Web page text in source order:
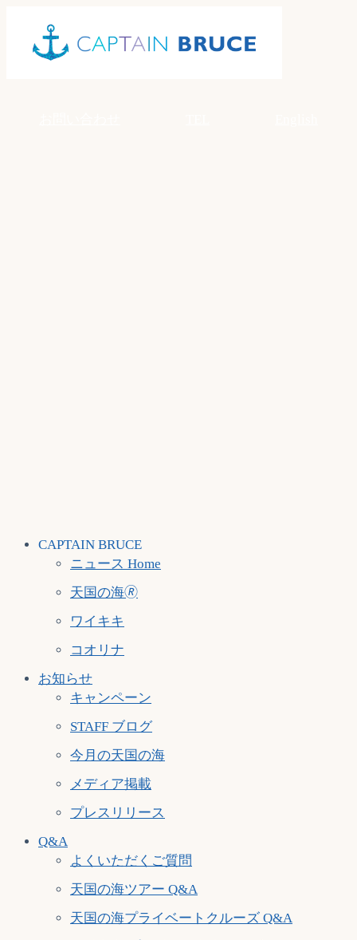
content
CAPTAIN BRUCE
ニュース Home
天国の海🄬
ワイキキ
コオリナ
お知らせ
キャンペーン
STAFF ブログ
今月の天国の海
メディア掲載
プレスリリース
Q&A
よくいただくご質問
天国の海ツアー Q&A
天国の海プライベートクルーズ Q&A